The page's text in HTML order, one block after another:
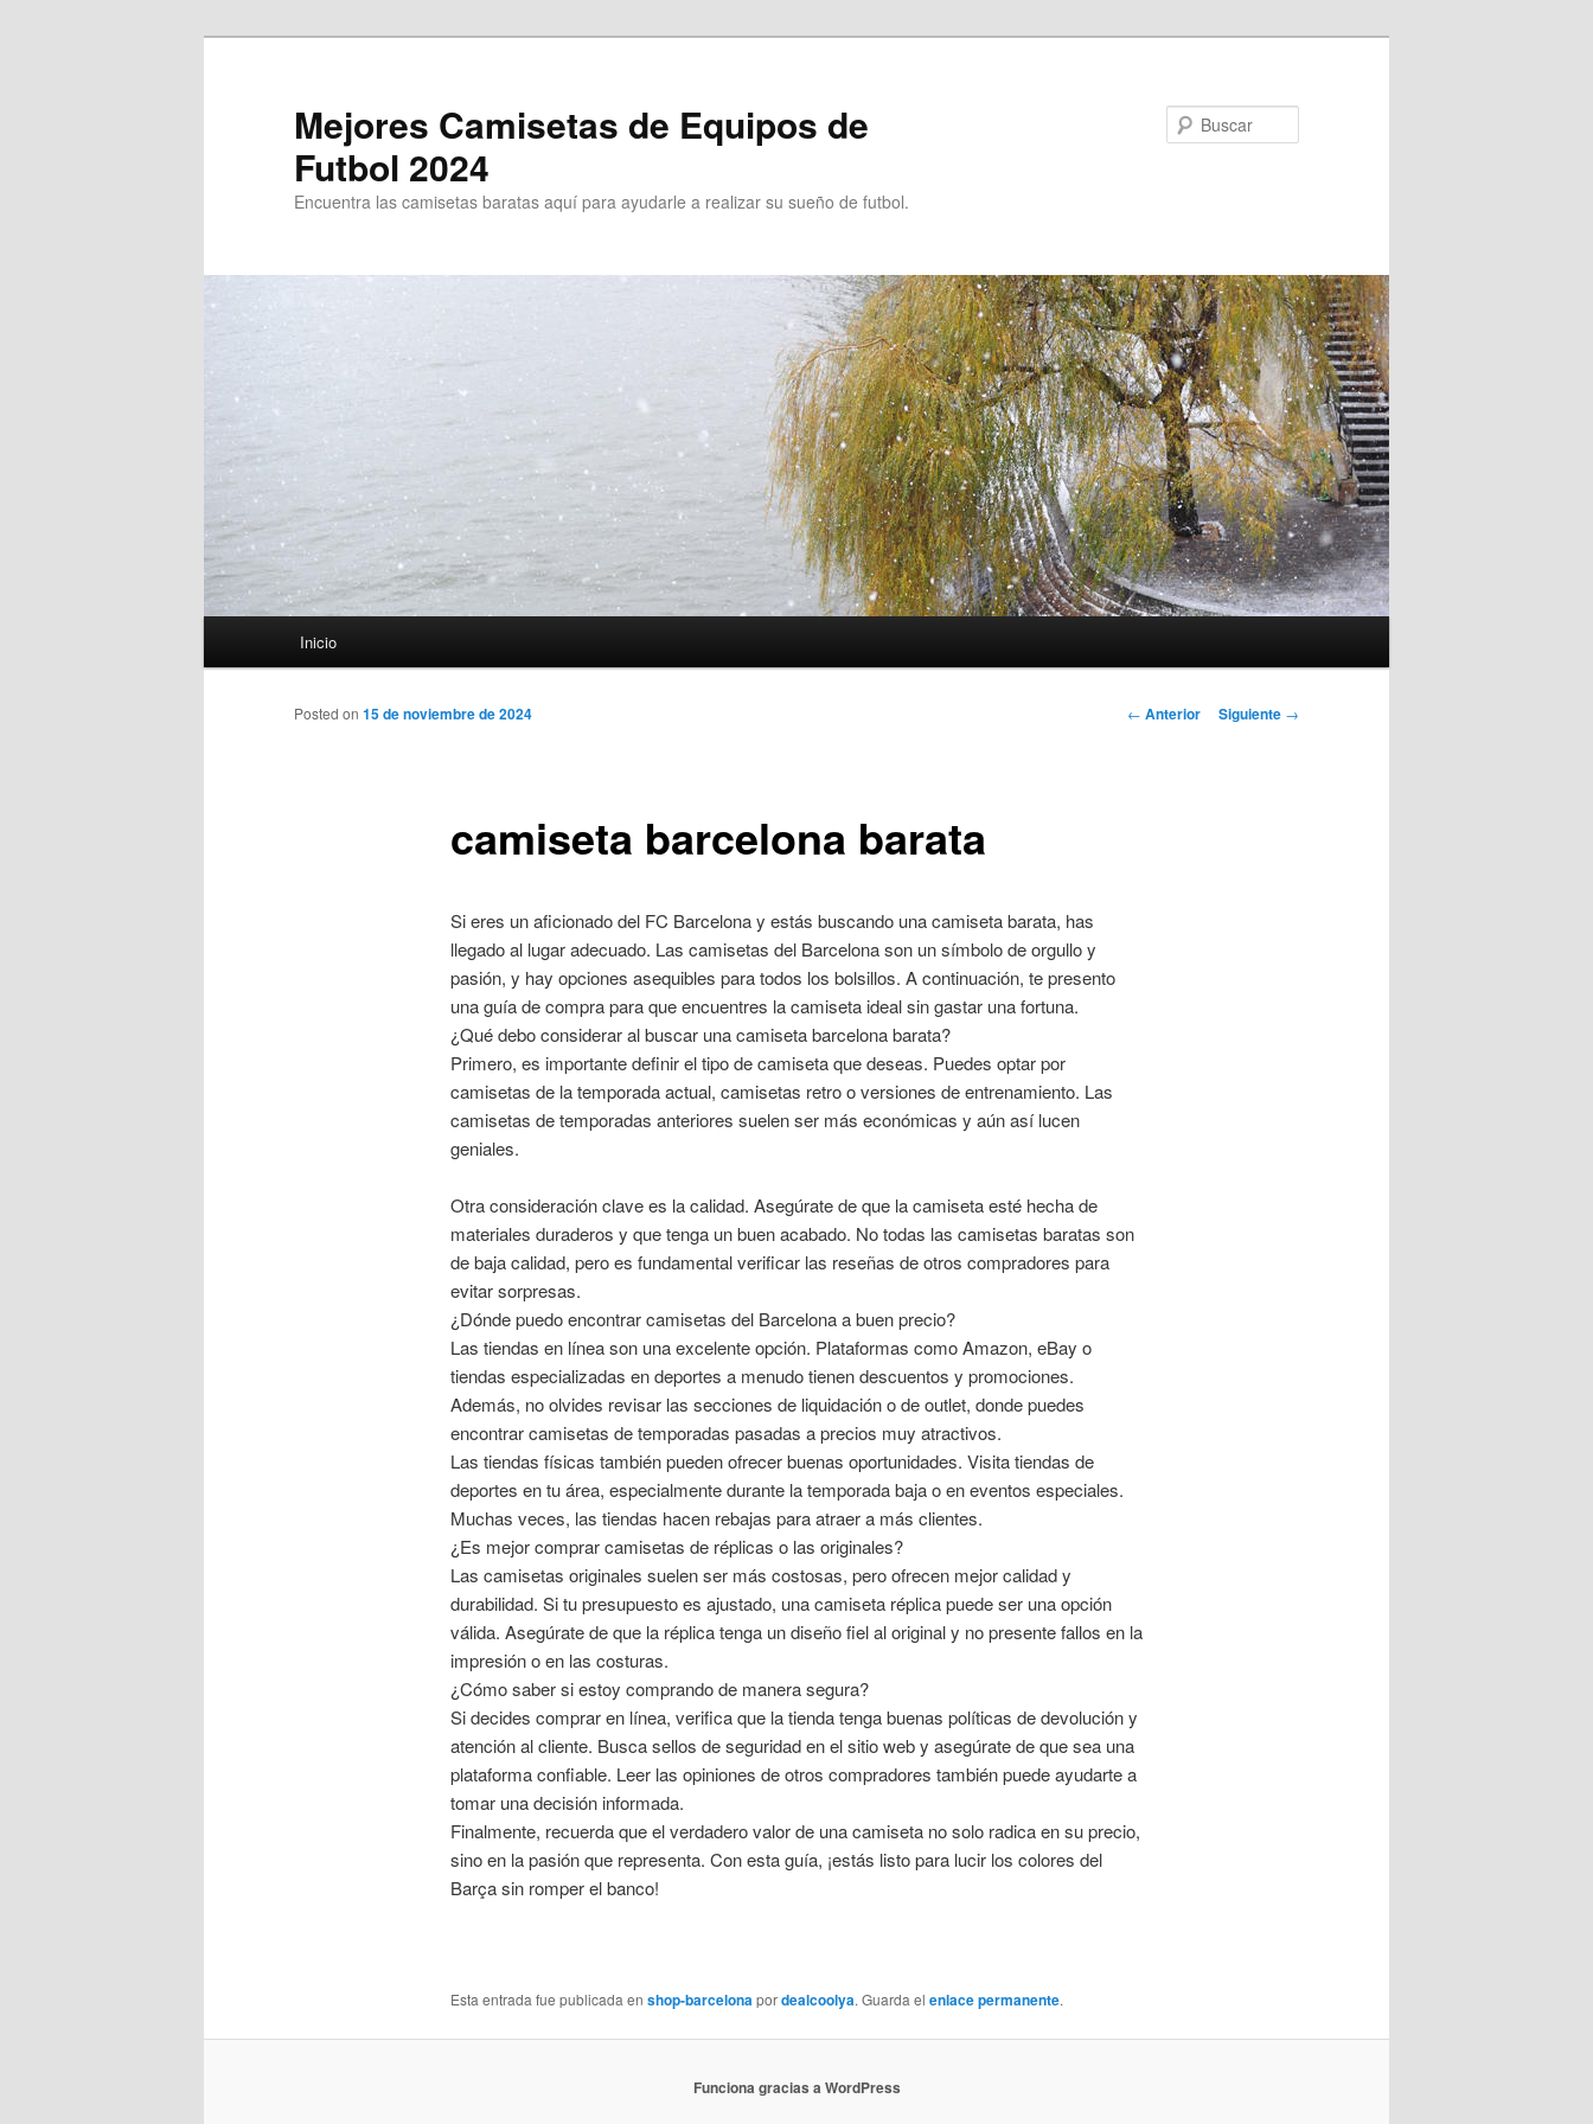
Mejores Camisetas de Equipos de
Futbol 2024
Encuentra las camisetas baratas aquí para ayudarle a realizar su sueño de futbol.
Inicio
Navegación
← Anterior Siguiente →
camiseta barcelona barata
Posted on 15 de noviembre de 2024
Si eres un aficionado del FC Barcelona y estás buscando una camiseta barata, has
llegado al lugar adecuado. Las camisetas del Barcelona son un símbolo de orgullo y
pasión, y hay opciones asequibles para todos los bolsillos. A continuación, te presento
una guía de compra para que encuentres la camiseta ideal sin gastar una fortuna.
¿Qué debo considerar al buscar una camiseta barcelona barata?
Primero, es importante definir el tipo de camiseta que deseas. Puedes optar por
camisetas de la temporada actual, camisetas retro o versiones de entrenamiento. Las
camisetas de temporadas anteriores suelen ser más económicas y aún así lucen
geniales.
Otra consideración clave es la calidad. Asegúrate de que la camiseta esté hecha de
materiales duraderos y que tenga un buen acabado. No todas las camisetas baratas son
de baja calidad, pero es fundamental verificar las reseñas de otros compradores para
evitar sorpresas.
¿Dónde puedo encontrar camisetas del Barcelona a buen precio?
Las tiendas en línea son una excelente opción. Plataformas como Amazon, eBay o
tiendas especializadas en deportes a menudo tienen descuentos y promociones.
Además, no olvides revisar las secciones de liquidación o de outlet, donde puedes
encontrar camisetas de temporadas pasadas a precios muy atractivos.
Las tiendas físicas también pueden ofrecer buenas oportunidades. Visita tiendas de
deportes en tu área, especialmente durante la temporada baja o en eventos especiales.
Muchas veces, las tiendas hacen rebajas para atraer a más clientes.
¿Es mejor comprar camisetas de réplicas o las originales?
Las camisetas originales suelen ser más costosas, pero ofrecen mejor calidad y
durabilidad. Si tu presupuesto es ajustado, una camiseta réplica puede ser una opción
válida. Asegúrate de que la réplica tenga un diseño fiel al original y no presente fallos en la
impresión o en las costuras.
¿Cómo saber si estoy comprando de manera segura?
Si decides comprar en línea, verifica que la tienda tenga buenas políticas de devolución y
atención al cliente. Busca sellos de seguridad en el sitio web y asegúrate de que sea una
plataforma confiable. Leer las opiniones de otros compradores también puede ayudarte a
tomar una decisión informada.
Finalmente, recuerda que el verdadero valor de una camiseta no solo radica en su precio,
sino en la pasión que representa. Con esta guía, ¡estás listo para lucir los colores del
Barça sin romper el banco!
Esta entrada fue publicada en shop-barcelonapordealcoolya. Guarda el enlace permanente.
Funciona gracias a WordPress